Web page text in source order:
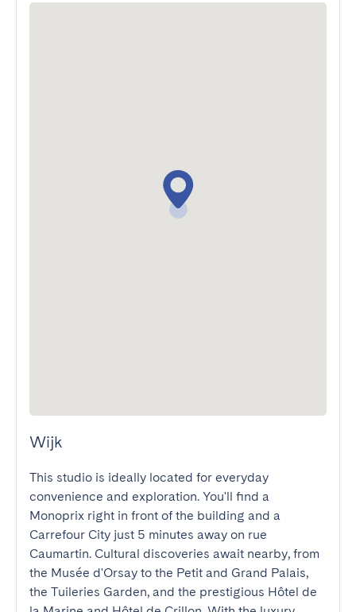
Wijk
This studio is ideally located for everyday
convenience and exploration. You'll find a
Monoprix right in front of the building and a
Carrefour City just 5 minutes away on rue
Caumartin. Cultural discoveries await nearby, from
the Musée d'Orsay to the Petit and Grand Palais,
the Tuileries Garden, and the prestigious Hôtel de